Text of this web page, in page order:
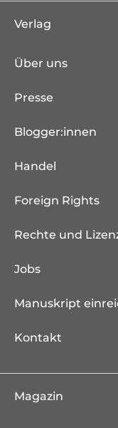
Verlag
Über uns
Presse
Blogger:innen
Handel
Foreign Rights
Rechte und
Jobs
Manuskript
Kontakt
Magazin